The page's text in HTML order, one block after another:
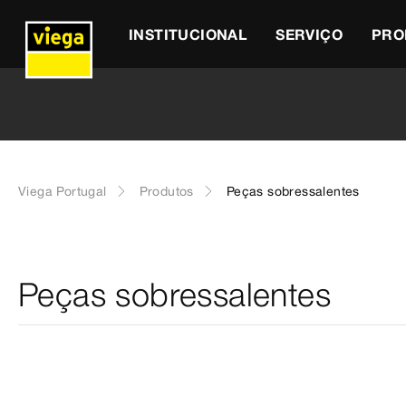
INSTITUCIONAL SERVIÇO
Viega Portugal Produtos Peças sobressalentes
Peças sobressalentes